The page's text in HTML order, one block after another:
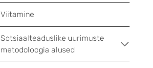
Viitamine
Sotsiaalteaduslike uurimuste
metodoloogia alused